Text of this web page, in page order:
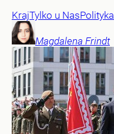
KrajTylko u NasPolityka
Magdalena Frindt